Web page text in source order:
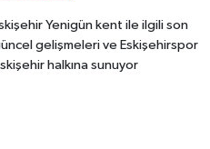
Yenigün kent ile ilgili son
gelişmeleri ve Eskişehirspor
halkına sunuyor